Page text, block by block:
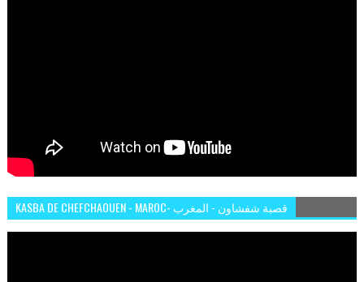
KASBA DE CHEFCHAOUEN - MAROC- قصبة شفشاون - المغرب